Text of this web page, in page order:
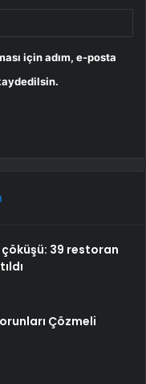
için adım, e-posta
39 restoran
Çözmeli